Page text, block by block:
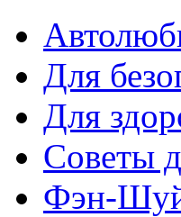
Для
Для
Советы
Фэн-